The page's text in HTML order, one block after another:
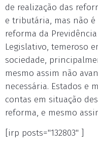
de realização das
e tributária, mas não é
reforma da
Legislativo, temeroso
sociedade,
mesmo assim não
necessária. Estados e
contas em situação
reforma, e mesmo
[irp posts="132803" ]